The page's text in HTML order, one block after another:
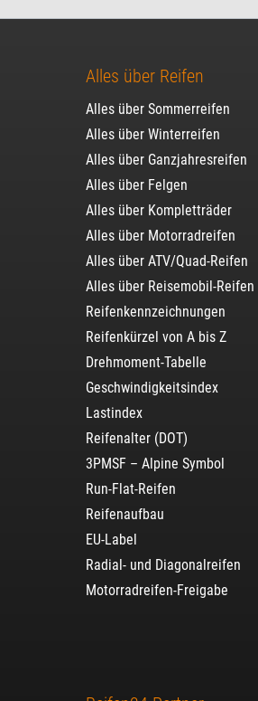
Alles über Reifen
Alles über Sommerreifen
Alles über Winterreifen
Alles über Ganzjahresreifen
Alles über Felgen
Alles über Kompletträder
Alles über Motorradreifen
Alles über ATV/Quad-Reifen
Alles über Reisemobil-Reifen
Reifenkennzeichnungen
Reifenkürzel von A bis Z
Drehmoment-Tabelle
Geschwindigkeitsindex
Lastindex
Reifenalter (DOT)
3PMSF – Alpine Symbol
Run-Flat-Reifen
Reifenaufbau
EU-Label
Radial- und Diagonalreifen
Motorradreifen-Freigabe